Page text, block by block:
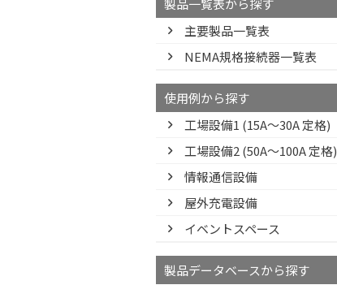
製品一覧表から探す
主要製品一覧表
NEMA規格接続器一覧表
使用例から探す
工場設備1 (15A〜30A 定格)
工場設備2 (50A〜100A 定格)
情報通信設備
屋外充電設備
イベントスペース
製品データベースから探す